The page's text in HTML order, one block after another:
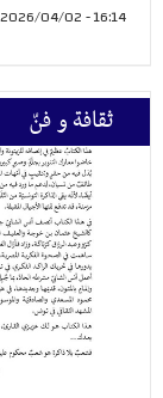
16:14 - 2026/04/02
ثقافة و فنّ